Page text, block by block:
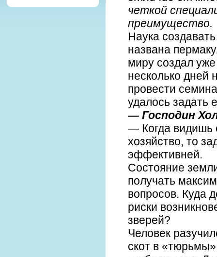
четкой
преимущество.
Наука
названа
миру создал
несколько дней
провести
удалось задать
— Господин
— Когда видишь
хозяйство, то
эффективней.
Состояние
получать
вопросов. Куда
риски
зверей?
Человек
скот в